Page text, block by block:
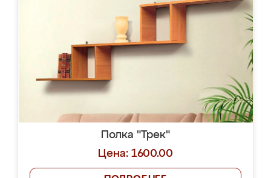
Полка "Трек"
Цена: 1600.00